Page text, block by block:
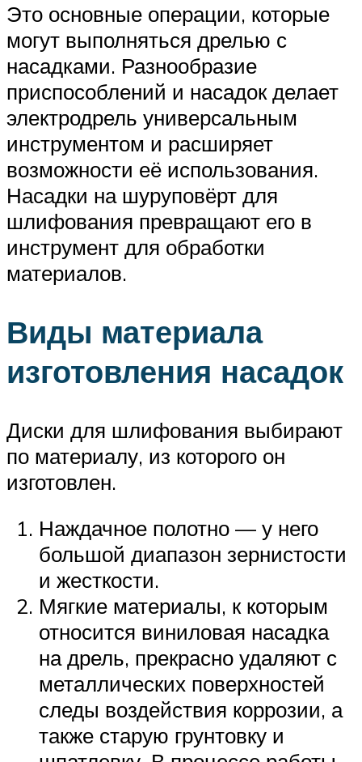
Это основные операции, которые
могут выполняться дрелью с
насадками. Разнообразие
приспособлений и насадок делает
электродрель универсальным
инструментом и расширяет
возможности её использования.
Насадки на шуруповёрт для
шлифования превращают его в
инструмент для обработки
материалов.
Виды материала
изготовления насадок
Диски для шлифования выбирают
по материалу, из которого он
изготовлен.
Наждачное полотно — у него
большой диапазон зернистости
и жесткости.
Мягкие материалы, к которым
относится виниловая насадка
на дрель, прекрасно удаляют с
металлических поверхностей
следы воздействия коррозии, а
также старую грунтовку и